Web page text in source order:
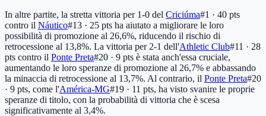
In altre partite, la stretta vittoria per 1-0 del Criciúma#1 · 40 pts
contro il Náutico#13 · 25 pts ha aiutato a migliorare le loro
possibilità di promozione al 26,6%, riducendo il rischio di
retrocessione al 13,8%. La vittoria per 2-1 dell'Athletic Club#11 · 28
pts contro il Ponte Preta#20 · 9 pts è stata anch'essa cruciale,
aumentando le loro speranze di promozione al 26,7% e abbassando
la minaccia di retrocessione al 13,7%. Al contrario, il Ponte Preta#20
· 9 pts, come l'América-MG#19 · 11 pts, ha visto svanire le proprie
speranze di titolo, con la probabilità di vittoria che è scesa
significativamente al 3,4%.